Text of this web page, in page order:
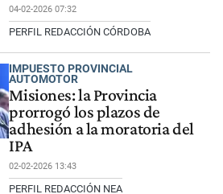
04-02-2026 07:32
PERFIL REDACCIÓN CÓRDOBA
IMPUESTO PROVINCIAL
AUTOMOTOR
Misiones: la Provincia
prorrogó los plazos de
adhesión a la moratoria del
IPA
02-02-2026 13:43
PERFIL REDACCIÓN NEA